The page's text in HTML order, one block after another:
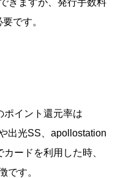
です。
ポイント還元率は
出光SS、apollostation
ードを利用した時、
です。